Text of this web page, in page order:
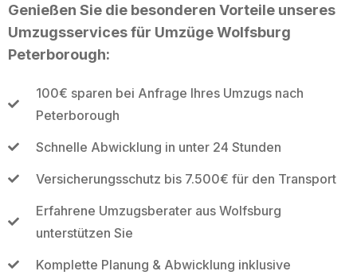
Genießen Sie die besonderen Vorteile unseres
Umzugsservices für Umzüge Wolfsburg
Peterborough:
100€ sparen bei Anfrage Ihres Umzugs nach
Peterborough
Schnelle Abwicklung in unter 24 Stunden
Versicherungsschutz bis 7.500€ für den Transport
Erfahrene Umzugsberater aus Wolfsburg
unterstützen Sie
Komplette Planung & Abwicklung inklusive